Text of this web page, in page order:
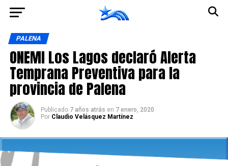
PALENA
ONEMI Los Lagos declaró Alerta
Temprana Preventiva para la
provincia de Palena
Publicado 7 años atrás en 7 enero, 2020
Por Claudio Velásquez Martínez
Ir a la versión móvil